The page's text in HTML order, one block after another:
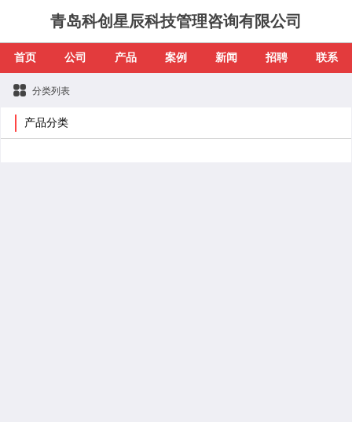
青岛科创星辰科技管理咨询有限公司
首页 公司 产品 案例 新闻 招聘 联系
分类列表
产品分类